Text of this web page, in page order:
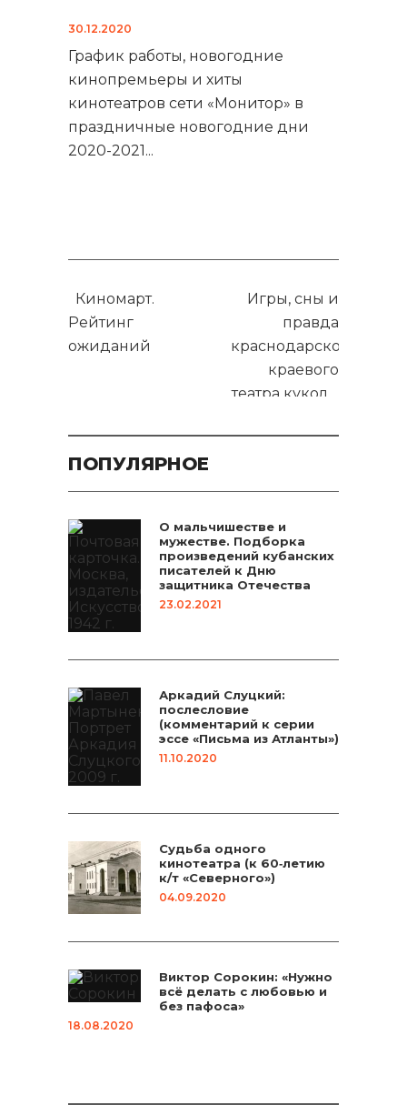
30.12.2020
График работы, новогодние
кинопремьеры и хиты
кинотеатров сети «Монитор» в
праздничные новогодние дни
2020-2021...
Киномарт.
Рейтинг
ожиданий
Игры, сны и
правда
краснодарского
краевого
театра кукол
ПОПУЛЯРНОЕ
О мальчишестве и
мужестве. Подборка
произведений кубанских
писателей к Дню
защитника Отечества
23.02.2021
Аркадий Слуцкий:
послесловие
(комментарий к серии
эссе «Письма из Атланты»)
11.10.2020
Судьба одного
кинотеатра (к 60‑летию
к/т «Северного»)
04.09.2020
Виктор Сорокин: «Нужно
всё делать с любовью и
без пафоса»
18.08.2020